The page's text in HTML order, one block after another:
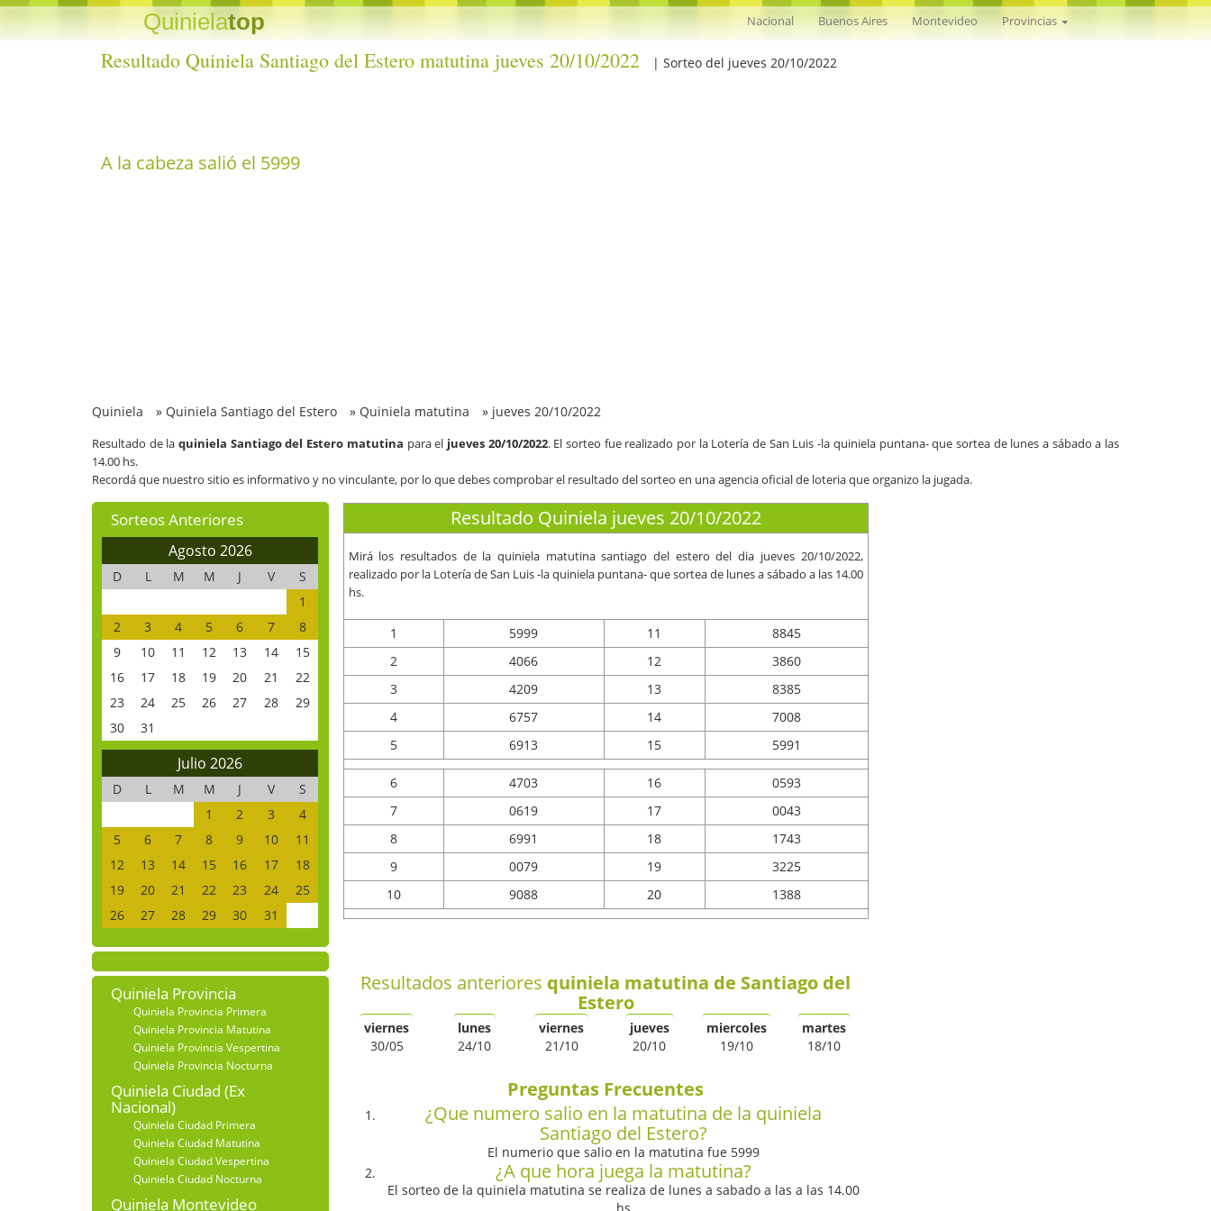
Quinielatop Nacional Buenos Aires Montevideo Provincias
Resultado Quiniela Santiago del Estero matutina jueves 20/10/2022 | Sorteo del jueves 20/10/2022
A la cabeza salió el 5999
Quiniela » Quiniela Santiago del Estero » Quiniela matutina » jueves 20/10/2022
Resultado de laquiniela Santiago del Estero matutina para el jueves 20/10/2022. El sorteo fue realizado por la Lotería de San Luis -la quiniela puntana- que sortea de lunes a sábado a las
14.00 hs.
Recordá que nuestro sitio es informativo y no vinculante, por lo que debes comprobar el resultado del sorteo en una agencia oficial de loteria que organizo la jugada.
Sorteos Anteriores
Agosto 2026
D L M M J V
S
1
2
3 4 5 6 7
8
9
10 11 12 13 14
15
16
17 18 19 20 21
22
23
24 25 26 27 28
29
30
31
Julio 2026
D L M M J V
S
1
2 3
4
5
6 7 8 9 10
11
12
13 14 15 16 17
18
19
20 21 22 23 24
25
26
27 28 29 30 31
Quiniela Provincia
Quiniela Provincia Primera
Quiniela Provincia Matutina
Quiniela Provincia Vespertina
Quiniela Provincia Nocturna
Quiniela Ciudad (Ex
Nacional)
Quiniela Ciudad Primera
Quiniela Ciudad Matutina
Quiniela Ciudad Vespertina
Quiniela Ciudad Nocturna
Quiniela Montevideo
Resultado Quiniela jueves 20/10/2022
Mirá los resultados de la quiniela matutina santiago del estero del dia jueves 20/10/2022,
realizado por la Lotería de San Luis -la quiniela puntana- que sortea de lunes a sábado a las 14.00
hs.
1 5999 11
8845
2
4066 12
3860
3
4209 13
8385
4
6757 14
7008
5
6913 15 5991
6 4703 16
0593
7
0619 17
0043
8
6991 18
1743
9
0079 19
3225
10
9088 20 1388
Resultados anteriores quiniela matutina de Santiago del
Estero
viernes
30/05
lunes
24/10
viernes
21/10
jueves
20/10
miercoles
19/10
martes
18/10
Preguntas Frecuentes
¿Que numero salio en la matutina de la quiniela
Santiago del Estero?
El numerio que salio en la matutina fue 5999
¿A que hora juega la matutina?
El sorteo de la quiniela matutina se realiza de lunes a sabado a las a las 14.00